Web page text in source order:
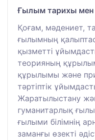
Ғылым тарихы
Қоғам, мәдениет,
ғылымның
қызметті
теорияның
құрылымы және
тәртіптік
Жаратылыстану
гуманитарлық
ғылыми білімнің
заманғы өзекті